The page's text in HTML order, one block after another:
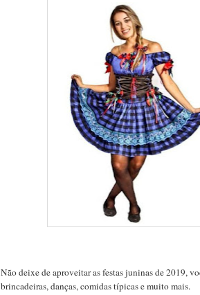
Não deixe de aproveitar as festas juninas de 2019,
brincadeiras, danças, comidas típicas e muito mais.